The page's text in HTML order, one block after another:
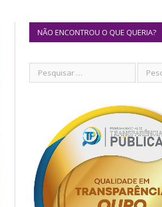
NÃO ENCONTROU O QUE QUERIA?